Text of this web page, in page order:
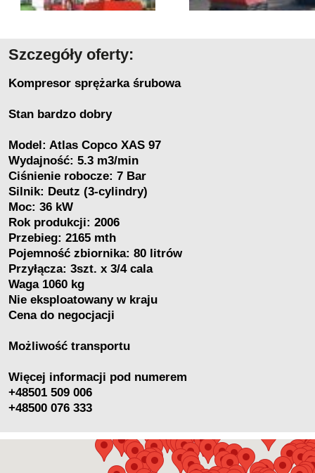
Szczegóły oferty:
Kompresor sprężarka śrubowa
Stan bardzo dobry
Model: Atlas Copco XAS 97
Wydajność: 5.3 m3/min
Ciśnienie robocze: 7 Bar
Silnik: Deutz (3-cylindry)
Moc: 36 kW
Rok produkcji: 2006
Przebieg: 2165 mth
Pojemność zbiornika: 80 litrów
Przyłącza: 3szt. x 3/4 cala
Waga 1060 kg
Nie eksploatowany w kraju
Cena do negocjacji
Możliwość transportu
Więcej informacji pod numerem
+48501 509 006
+48500 076 333